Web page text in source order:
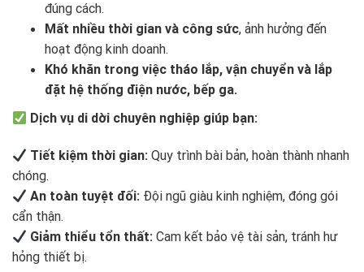
đúng cách.
Mất nhiều thời gian và công sức, ảnh hưởng đến
hoạt động kinh doanh.
Khó khăn trong việc tháo lắp, vận chuyển và lắp
đặt hệ thống điện nước, bếp ga.
Dịch vụ di dời chuyên nghiệp giúp bạn:
Tiết kiệm thời gian: Quy trình bài bản, hoàn thành nhanh
chóng.
An toàn tuyệt đối: Đội ngũ giàu kinh nghiệm, đóng gói
cẩn thận.
Giảm thiểu tổn thất: Cam kết bảo vệ tài sản, tránh hư
hỏng thiết bị.